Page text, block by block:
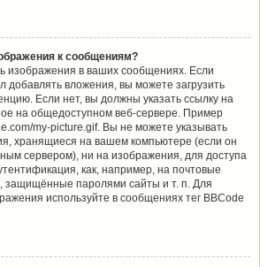
к сообщениям?
изображения в ваших сообщениях. Если
добавлять вложения, вы можете загрузить
Если нет, вы должны указать ссылку на
на общедоступном веб-сервере. Пример
my-picture.gif. Вы не можете указывать
хранящиеся на вашем компьютере (если он
сервером), ни на изображения, для доступа
как, например, на почтовые
защищённые паролями сайты и т. п. Для
используйте в сообщениях тег BBCode